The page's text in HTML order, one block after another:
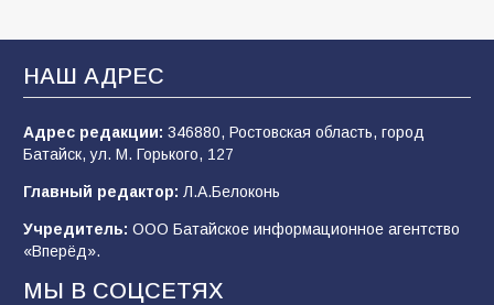
В Батайске продолжаются дорожные работы
100 04.08.2026
после выборов: в Госдуме дали ответ
94 06.08.2026
НАШ АДРЕС
Адрес редакции: 346880, Ростовская область, город
Батайск, ул. М. Горького, 127
Главный редактор: Л.А.Белоконь
Учредитель: ООО Батайское информационное агентство
«Вперёд».
МЫ В СОЦСЕТЯХ